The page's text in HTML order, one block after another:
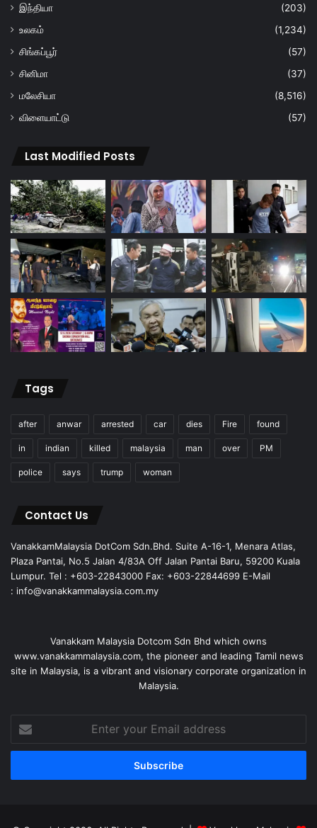
இந்தியா
(203)
உலகம்
(1,234)
சிங்கப்பூர்
(57)
சினிமா
(37)
மலேசியா
(8,516)
விளையாட்டு
(57)
Last Modified Posts
Tags
after anwar arrested car dies Fire found
in indian killed malaysia man over PM
police says trump woman
Contact Us
VanakkamMalaysia DotCom Sdn.Bhd. Suite A-16-1, Menara Atlas,
Plaza Pantai, No.5 Jalan 4/83A Off Jalan Pantai Baru, 59200 Kuala
Lumpur. Tel : +603-22843000 Fax: +603-22844699 E-Mail
: info@vanakkammalaysia.com.my
Vanakkam Malaysia Dotcom Sdn Bhd which owns
www.vanakkammalaysia.com, the pioneer and leading Tamil news
site in Malaysia, is a vibrant and visionary corporate organization in
Malaysia.
your
Email